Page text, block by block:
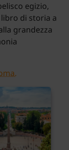
egizio,
di storia a
grandezza